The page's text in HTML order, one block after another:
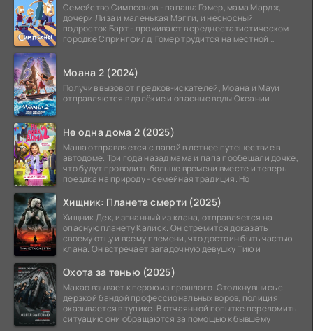
Семейство Симпсонов - папаша Гомер, мама Мардж,
дочери Лиза и маленькая Мэгги, и несносный
подросток Барт - проживают в среднестатистическом
городке Спрингфилд. Гомер трудится на местной
Моана 2 (2024)
Получив вызов от предков-искателей, Моана и Мауи
отправляются в далёкие и опасные воды Океании.
Не одна дома 2 (2025)
Маша отправляется с папой в летнее путешествие в
автодоме. Три года назад мама и папа пообещали дочке,
что будут проводить больше времени вместе и теперь
поездка на природу - семейная традиция. Но
Хищник: Планета смерти (2025)
Хищник Дек, изгнанный из клана, отправляется на
опасную планету Калиск. Он стремится доказать
своему отцу и всему племени, что достоин быть частью
клана. Он встречает загадочную девушку Тию и
Охота за тенью (2025)
Макао взывает к герою из прошлого. Столкнувшись с
дерзкой бандой профессиональных воров, полиция
оказывается в тупике. В отчаянной попытке переломить
ситуацию они обращаются за помощью к бывшему